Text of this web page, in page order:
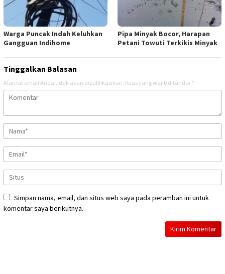
Warga Puncak Indah Keluhkan
Gangguan Indihome
Pipa Minyak Bocor, Harapan
Petani Towuti Terkikis Minyak
Tinggalkan Balasan
Alamat email Anda tidak akan dipublikasikan. Ruas yang wajib ditandai *
Simpan nama, email, dan situs web saya pada peramban ini untuk
komentar saya berikutnya.